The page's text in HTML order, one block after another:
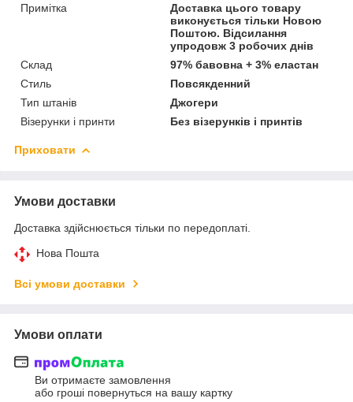
Примітка
Доставка цього товару
виконується тільки Новою
Поштою. Відсилання
упродовж 3 робочих днів
Склад
97% бавовна + 3% еластан
Стиль
Повсякденний
Тип штанів
Джогери
Візерунки і принти
Без візерунків і принтів
Приховати
Умови доставки
Доставка здійснюється тільки по передоплаті.
Нова Пошта
Всі умови доставки
Умови оплати
Ви отримаєте замовлення
або гроші повернуться на вашу картку